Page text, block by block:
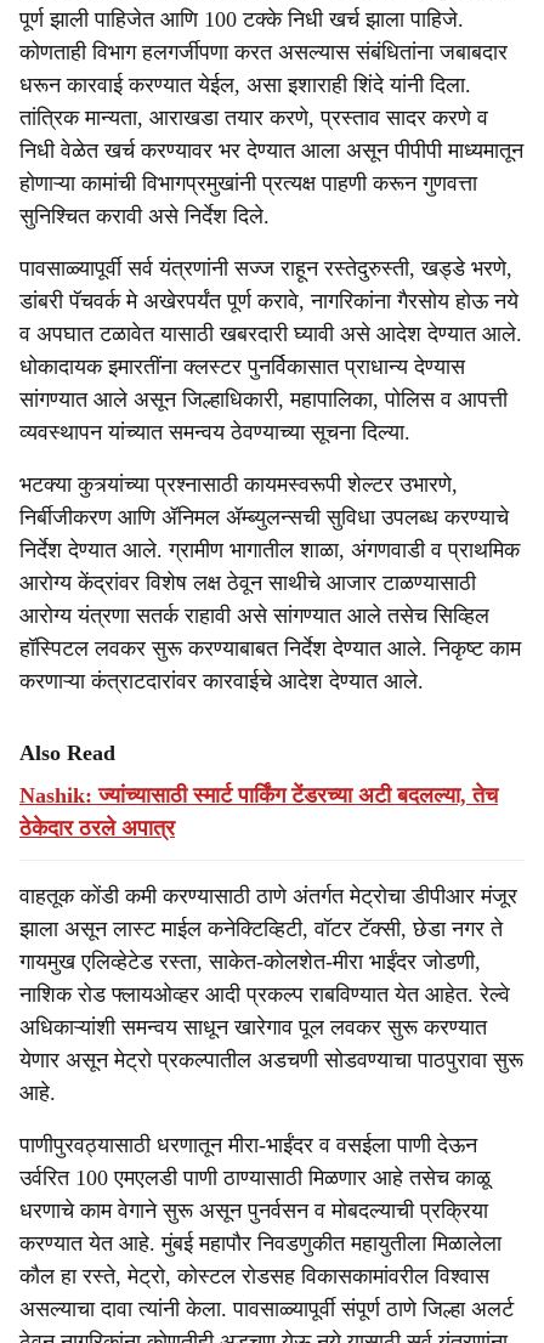
पूर्ण झाली पाहिजेत आणि 100 टक्के निधी खर्च झाला पाहिजे.
कोणताही विभाग हलगर्जीपणा करत असल्यास संबंधितांना जबाबदार
धरून कारवाई करण्यात येईल, असा इशाराही शिंदे यांनी दिला.
तांत्रिक मान्यता, आराखडा तयार करणे, प्रस्ताव सादर करणे व
निधी वेळेत खर्च करण्यावर भर देण्यात आला असून पीपीपी माध्यमातून
होणाऱ्या कामांची विभागप्रमुखांनी प्रत्यक्ष पाहणी करून गुणवत्ता
सुनिश्चित करावी असे निर्देश दिले.
पावसाळ्यापूर्वी सर्व यंत्रणांनी सज्ज राहून रस्तेदुरुस्ती, खड्डे भरणे,
डांबरी पॅचवर्क मे अखेरपर्यंत पूर्ण करावे, नागरिकांना गैरसोय होऊ नये
व अपघात टळावेत यासाठी खबरदारी घ्यावी असे आदेश देण्यात आले.
धोकादायक इमारतींना क्लस्टर पुनर्विकासात प्राधान्य देण्यास
सांगण्यात आले असून जिल्हाधिकारी, महापालिका, पोलिस व आपत्ती
व्यवस्थापन यांच्यात समन्वय ठेवण्याच्या सूचना दिल्या.
भटक्या कुत्र्यांच्या प्रश्नासाठी कायमस्वरूपी शेल्टर उभारणे,
निर्बीजीकरण आणि ॲनिमल ॲम्ब्युलन्सची सुविधा उपलब्ध करण्याचे
निर्देश देण्यात आले. ग्रामीण भागातील शाळा, अंगणवाडी व प्राथमिक
आरोग्य केंद्रांवर विशेष लक्ष ठेवून साथीचे आजार टाळण्यासाठी
आरोग्य यंत्रणा सतर्क राहावी असे सांगण्यात आले तसेच सिव्हिल
हॉस्पिटल लवकर सुरू करण्याबाबत निर्देश देण्यात आले. निकृष्ट काम
करणाऱ्या कंत्राटदारांवर कारवाईचे आदेश देण्यात आले.
Also Read
Nashik: ज्यांच्यासाठी स्मार्ट पार्किंग टेंडरच्या अटी बदलल्या, तेच
ठेकेदार ठरले अपात्र
वाहतूक कोंडी कमी करण्यासाठी ठाणे अंतर्गत मेट्रोचा डीपीआर मंजूर
झाला असून लास्ट माईल कनेक्टिव्हिटी, वॉटर टॅक्सी, छेडा नगर ते
गायमुख एलिव्हेटेड रस्ता, साकेत-कोलशेत-मीरा भाईंदर जोडणी,
नाशिक रोड फ्लायओव्हर आदी प्रकल्प राबविण्यात येत आहेत. रेल्वे
अधिकाऱ्यांशी समन्वय साधून खारेगाव पूल लवकर सुरू करण्यात
येणार असून मेट्रो प्रकल्पातील अडचणी सोडवण्याचा पाठपुरावा सुरू
आहे.
पाणीपुरवठ्यासाठी धरणातून मीरा-भाईंदर व वसईला पाणी देऊन
उर्वरित 100 एमएलडी पाणी ठाण्यासाठी मिळणार आहे तसेच काळू
धरणाचे काम वेगाने सुरू असून पुनर्वसन व मोबदल्याची प्रक्रिया
करण्यात येत आहे. मुंबई महापौर निवडणुकीत महायुतीला मिळालेला
कौल हा रस्ते, मेट्रो, कोस्टल रोडसह विकासकामांवरील विश्वास
असल्याचा दावा त्यांनी केला. पावसाळ्यापूर्वी संपूर्ण ठाणे जिल्हा अलर्ट